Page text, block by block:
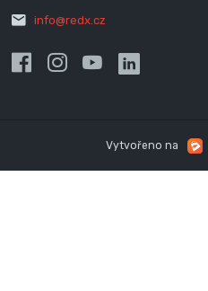
info@redx.cz
Vytvořeno na